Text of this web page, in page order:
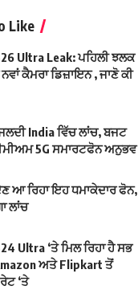
Like
Ultra Leak: ਪਹਿਲੀ ਝਲਕ
ਕੈਮਰਾ ਡਿਜ਼ਾਇਨ , ਜਾਣੋ ਕੀ
India ਵਿੱਚ ਲਾਂਚ, ਬਜਟ
5G ਸਮਾਰਟਫੋਨ ਅਨੁਭਵ
ਆ ਰਿਹਾ ਇਹ ਧਮਾਕੇਦਾਰ ਫੋਨ,
ਲਾਂਚ
Ultra ‘ਤੇ ਮਿਲ ਰਿਹਾ ਹੈ ਸਭ
ਅਤੇ Flipkart ਤੋਂ
‘ਤੇ